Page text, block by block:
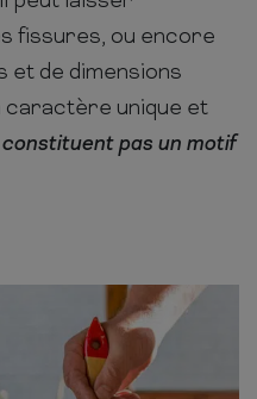
fissures, ou encore
et de dimensions
caractère unique et
pas un motif